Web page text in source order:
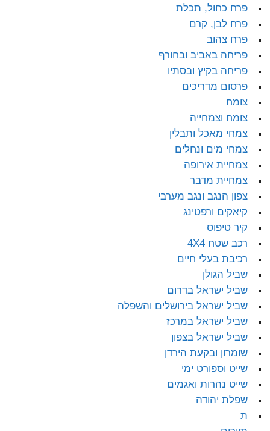
פרח כחול, תכלת
פרח לבן, קרם
פרח צהוב
פריחה באביב ובחורף
פריחה בקיץ ובסתיו
פרסום מדריכים
צומח
צומח וצמחייה
צמחי מאכל ותבלין
צמחי מים ונחלים
צמחיית אירופה
צמחיית מדבר
צפון הנגב ונגב מערבי
קיאקים ורפטינג
קיר טיפוס
רכב שטח 4X4
רכיבת בעלי חיים
שביל הגולן
שביל ישראל בדרום
שביל ישראל בירושלים והשפלה
שביל ישראל במרכז
שביל ישראל בצפון
שומרון ובקעת הירדן
שייט וספורט ימי
שייט נהרות ואגמים
שפלת יהודה
ת